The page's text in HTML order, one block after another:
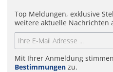
Top Meldungen, exklusive
weitere aktuelle Nachrichten
Mit Ihrer Anmeldung
Bestimmungen zu.